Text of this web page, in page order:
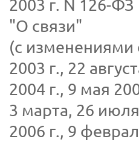
2003 г. N 126-ФЗ
"О связи"
(с изменениями
2003 г., 22
2004 г., 9 мая
3 марта, 26
2006 г., 9